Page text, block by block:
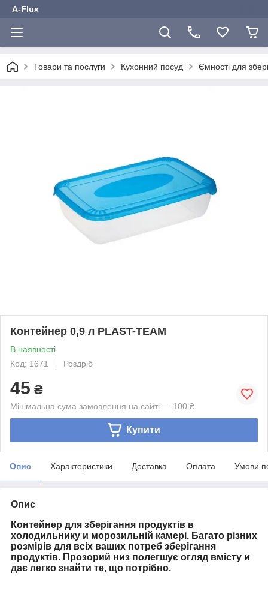
A-Flux
Товари та послуги Кухонний посуд Ємності для
Контейнер 0,9 л PLAST-TEAM
В наявності
Код: 1671
Роздріб
45 ₴
Мінімальна сума замовлення на сайті — 100 ₴
Купити
Опис Характеристики Доставка Оплата Умови
Опис
Контейнер для зберігання продуктів в
холодильнику и морозильній камері. Багато різних
розмірів для всіх ваших потреб зберігання
продуктів. Прозорий низ полегшує огляд вмісту и
дає легко знайти те, що потрібно.